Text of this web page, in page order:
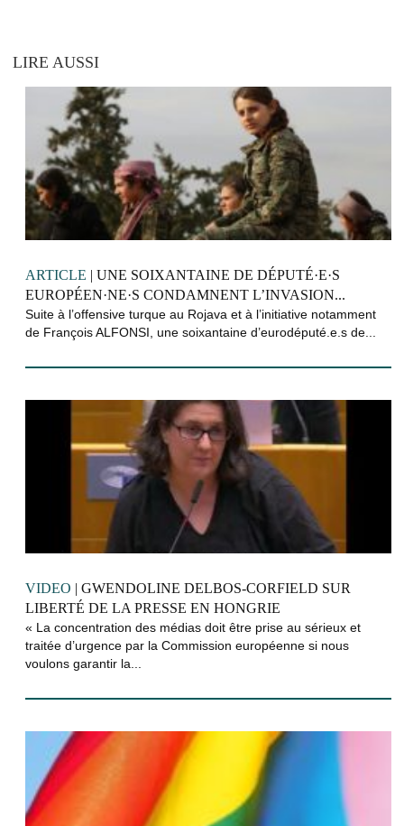
LIRE AUSSI
ARTICLE | UNE SOIXANTAINE DE DÉPUTÉ·E·S
EUROPÉEN·NE·S CONDAMNENT L’INVASION...
Suite à l’offensive turque au Rojava et à l’initiative notamment
de François ALFONSI, une soixantaine d’eurodéputé.e.s de...
VIDEO | GWENDOLINE DELBOS-CORFIELD SUR
LIBERTÉ DE LA PRESSE EN HONGRIE
« La concentration des médias doit être prise au sérieux et
traitée d’urgence par la Commission européenne si nous
voulons garantir la...